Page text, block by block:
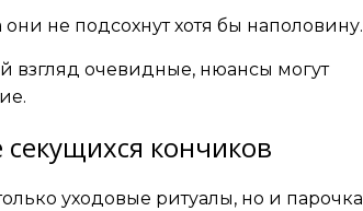
не подсохнут хотя бы наполовину.
взгляд очевидные, нюансы могут
кончиков
уходовые ритуалы, но и парочка